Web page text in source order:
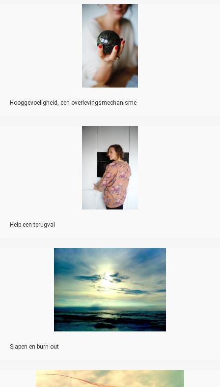
Hooggevoeligheid, een overlevingsmechanisme
Help een terugval
Slapen en burn-out